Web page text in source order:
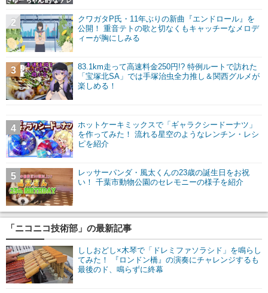
クワガタP氏・11年ぶりの新曲『エンドロール』を
公開！ 重音テトの歌と切なくもキャッチーなメロデ
ィーが胸にしみる
2
83.1km走って高速料金250円!? 特例ルートで訪れた
「宝塚北SA」では手塚治虫全力推し＆関西グルメが
楽しめる！
3
ホットケーキミックスで「ギャラクシードーナツ」
を作ってみた！ 流れる星空のようなレンチン・レシ
ピを紹介
4
レッサーパンダ・風太くんの23歳の誕生日をお祝
い！ 千葉市動物公園のセレモニーの様子を紹介
5
「ニコニコ技術部」の最新記事
ししおどし×木琴で「ドレミファソラシド」を鳴らし
てみた！ 『ロンドン橋』の演奏にチャレンジするも
最後のド、鳴らずに終幕